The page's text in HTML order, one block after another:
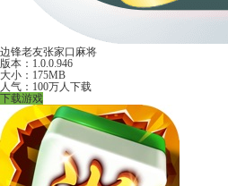
边锋老友张家口麻将
版本：1.0.0.946
大小：175MB
人气：100万人下载
下载游戏